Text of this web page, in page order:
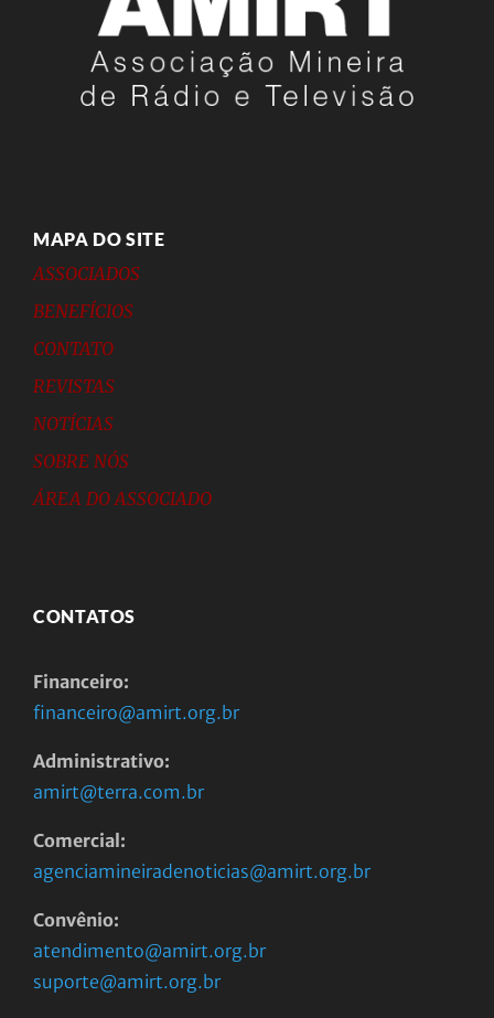
MAPA DO SITE
ASSOCIADOS
BENEFÍCIOS
CONTATO
REVISTAS
NOTÍCIAS
SOBRE NÓS
ÁREA DO ASSOCIADO
CONTATOS
Financeiro:
financeiro@amirt.org.br
Administrativo:
amirt@terra.com.br
Comercial:
agenciamineiradenoticias@amirt.org.br
Convênio:
atendimento@amirt.org.br
suporte@amirt.org.br